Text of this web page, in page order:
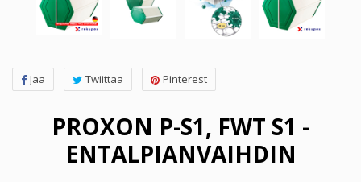
Jaa Twiittaa Pinterest
PROXON P-S1, FWT S1 -
ENTALPIANVAIHDIN